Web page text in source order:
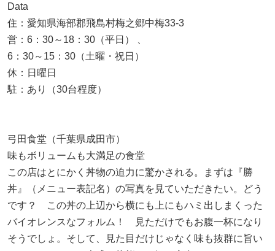
Data
住：愛知県海部郡飛島村梅之郷中梅33-3
営：6：30～18：30（平日） 、
6：30～15：30（土曜・祝日）
休：日曜日
駐：あり（30台程度）
弓田食堂（千葉県成田市）
味もボリュームも大満足の食堂
この店はとにかく丼物の迫力に驚かされる。まずは『勝
丼』（メニュー表記名）の写真を見ていただきたい。どう
です？ この丼の上辺から横にも上にもハミ出しまくった
バイオレンスなフォルム！ 見ただけでもお腹一杯になり
そうでしょ。そして、見た目だけじゃなく味も抜群に旨い